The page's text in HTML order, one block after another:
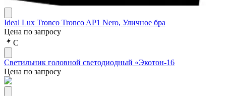
Ideal Lux Tronco Tronco AP1 Nero, Уличное бра
Цена по запросу
С
Светильник головной светодиодный «Экотон-16
Цена по запросу